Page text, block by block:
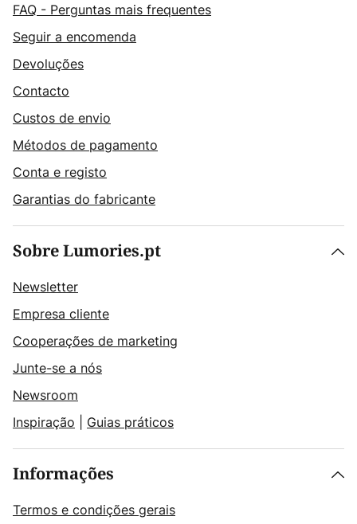
FAQ - Perguntas mais frequentes
Seguir a encomenda
Devoluções
Contacto
Custos de envio
Métodos de pagamento
Conta e registo
Garantias do fabricante
Sobre Lumories.pt
Newsletter
Empresa cliente
Cooperações de marketing
Junte-se a nós
Newsroom
Inspiração
Guias práticos
Informações
Termos e condições gerais